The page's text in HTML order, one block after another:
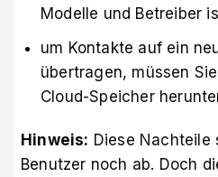
Modelle und Betreiber
um Kontakte auf ein
übertragen, müssen
Cloud-Speicher
Hinweis: Diese Nachteile
Benutzer noch ab. Doch